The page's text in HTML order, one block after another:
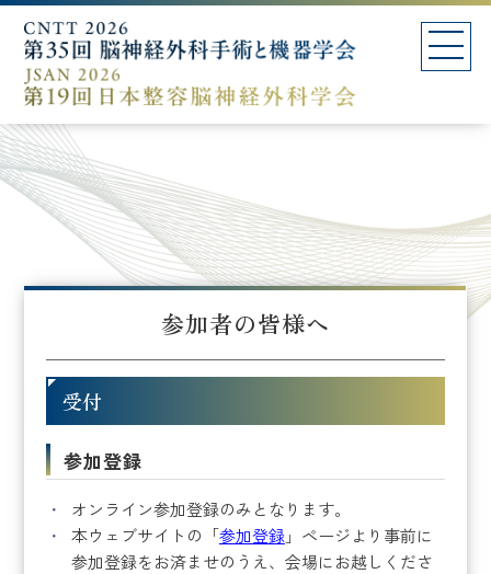
参加者の皆様へ
受付
参加登録
オンライン参加登録のみとなります。
本ウェブサイトの「参加登録」ページより事前に
参加登録をお済ませのうえ、会場にお越しくださ